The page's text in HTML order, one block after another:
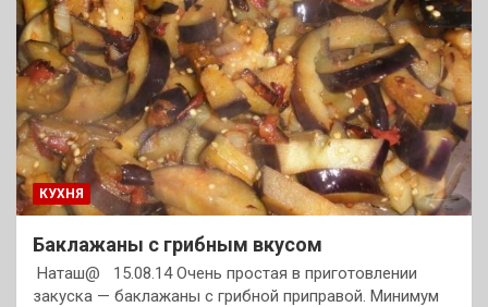
КУХНЯ
Баклажаны с грибным вкусом
Наташ@ 15.08.14 Очень простая в приготовлении
закуска — баклажаны с грибной приправой. Минимум